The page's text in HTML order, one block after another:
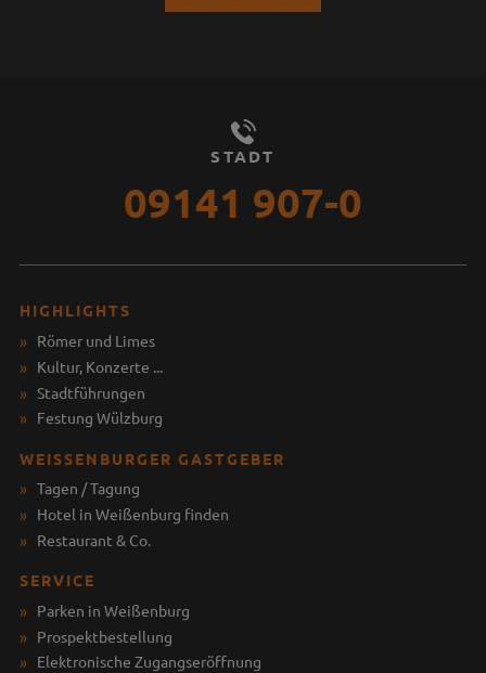
STADT
09141 907-0
HIGHLIGHTS
Römer und Limes
Kultur, Konzerte ...
Stadtführungen
Festung Wülzburg
WEISSENBURGER GASTGEBER
Tagen / Tagung
Hotel in Weißenburg finden
Restaurant & Co.
SERVICE
Parken in Weißenburg
Prospektbestellung
Elektronische Zugangseröffnung